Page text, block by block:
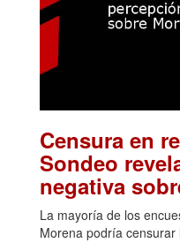
Censura en
Sondeo
negativa
La mayoría de los
Morena podría